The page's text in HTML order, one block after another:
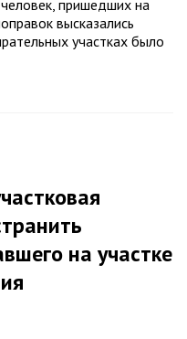
пришедших на
высказались
участках было
на участке